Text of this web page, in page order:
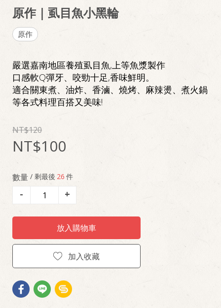
原作｜虱目魚小黑輪
原作
嚴選嘉南地區養殖虱目魚,上等魚漿製作
口感軟Q彈牙、咬勁十足,香味鮮明。
適合關東煮、油炸、香滷、燒烤、麻辣燙、煮火鍋
等各式料理百搭又美味!
120
100
數量 / 剩最後 26 件
- +
放入購物車
加入收藏